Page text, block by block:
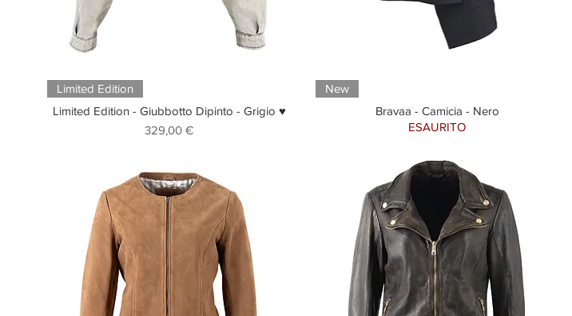
Limited Edition
Limited Edition - Giubbotto Dipinto - Grigio ♥
Prezzo
329,00 €
New
Bravaa - Camicia - Nero
ESAURITO